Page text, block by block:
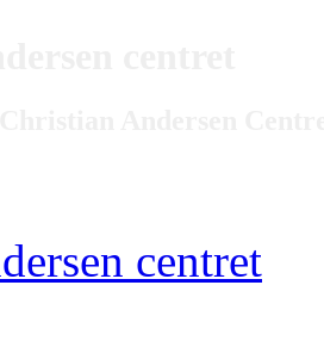
centret